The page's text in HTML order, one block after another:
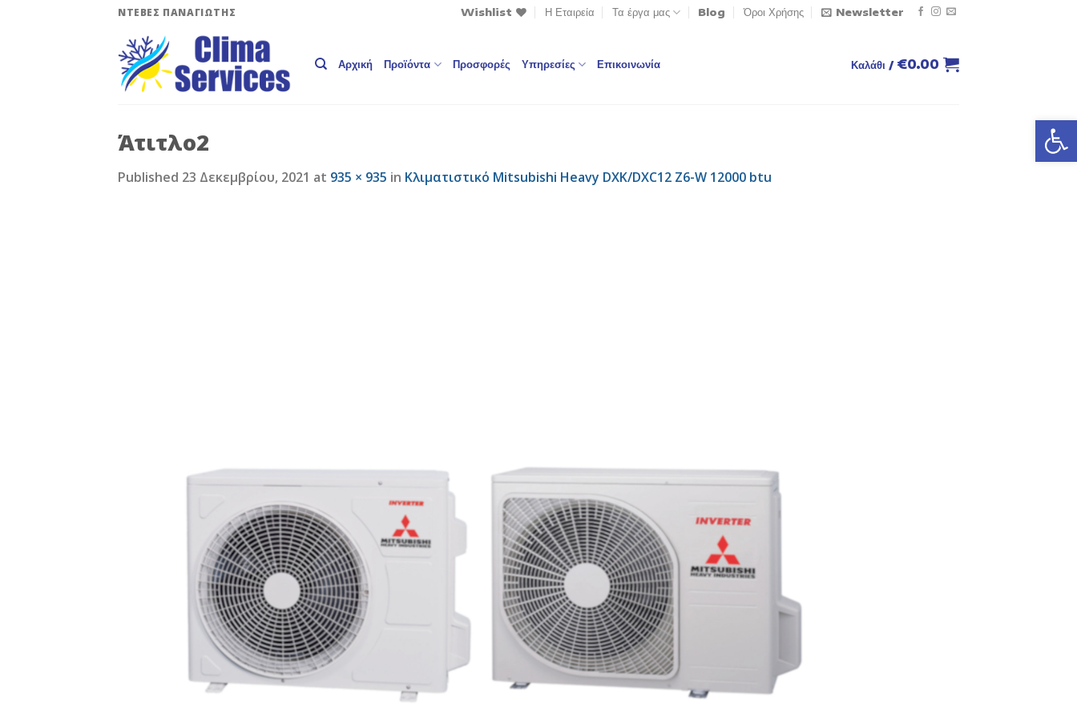
ΝΤΕΒΕΣ ΠΑΝΑΓΙΩΤΗΣ Wishlist Η Εταιρεία Τα έργα μας Blog Όροι Χρήσης Newsletter
Αρχική Προϊόντα Προσφορές Υπηρεσίες Επικοινωνία Καλάθι / €0.00
Άτιτλο2
Published 23 Δεκεμβρίου, 2021 at 935 × 935 in Κλιματιστικό Mitsubishi Heavy DXK/DXC12 Z6-W 12000 btu